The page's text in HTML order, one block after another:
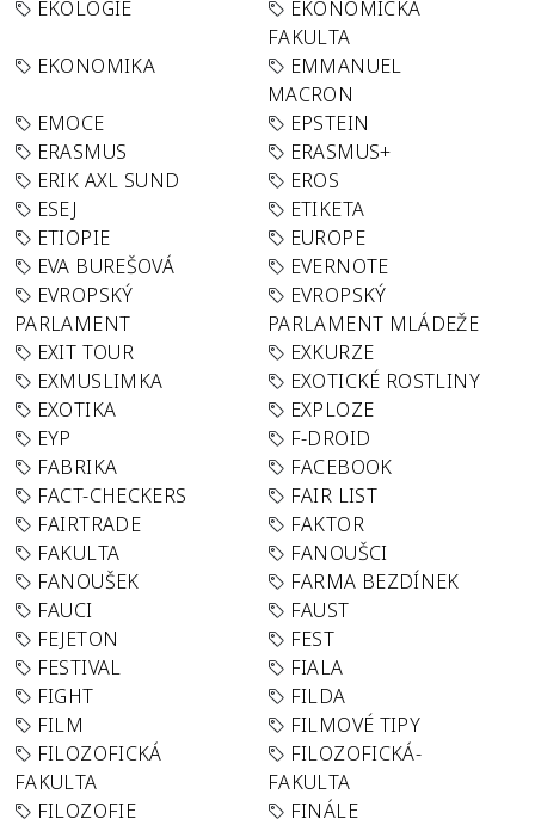
EKOLOGIE
EKONOMICKÁ
FAKULTA
EKONOMIKA
EMMANUEL
MACRON
EMOCE
EPSTEIN
ERASMUS
ERASMUS+
ERIK AXL SUND
EROS
ESEJ
ETIKETA
ETIOPIE
EUROPE
EVA BUREŠOVÁ
EVERNOTE
EVROPSKÝ
PARLAMENT
EVROPSKÝ
PARLAMENT MLÁDEŽE
EXIT TOUR
EXKURZE
EXMUSLIMKA
EXOTICKÉ ROSTLINY
EXOTIKA
EXPLOZE
EYP
F-DROID
FABRIKA
FACEBOOK
FACT-CHECKERS
FAIR LIST
FAIRTRADE
FAKTOR
FAKULTA
FANOUŠCI
FANOUŠEK
FARMA BEZDÍNEK
FAUCI
FAUST
FEJETON
FEST
FESTIVAL
FIALA
FIGHT
FILDA
FILM
FILMOVÉ TIPY
FILOZOFICKÁ
FAKULTA
FILOZOFICKÁ-
FAKULTA
FILOZOFIE
FINÁLE